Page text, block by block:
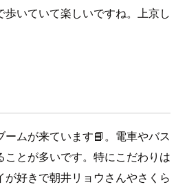
歩いていて楽しいですね。上京し
ムが来ています📘。電車やバス
とが多いです。特にこだわりは
好きで朝井リョウさんやさくら